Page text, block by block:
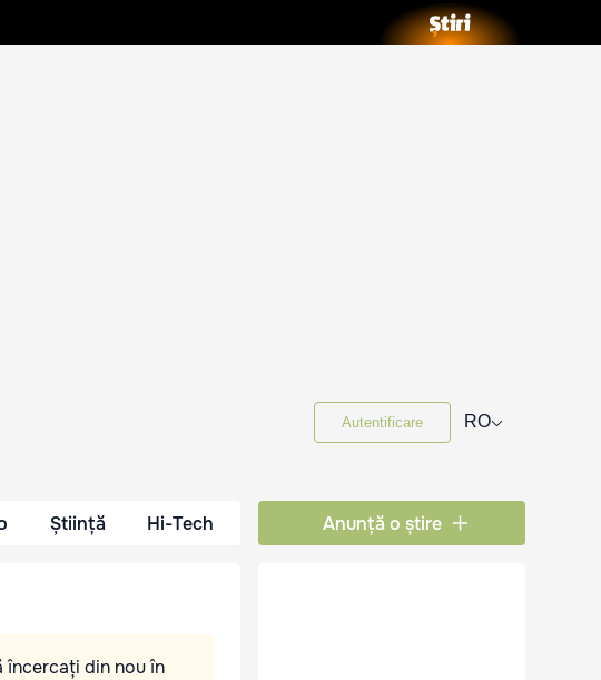
Autentificare RO⌵
Știință Hi-Tech Anunță o știre
încercați din nou în